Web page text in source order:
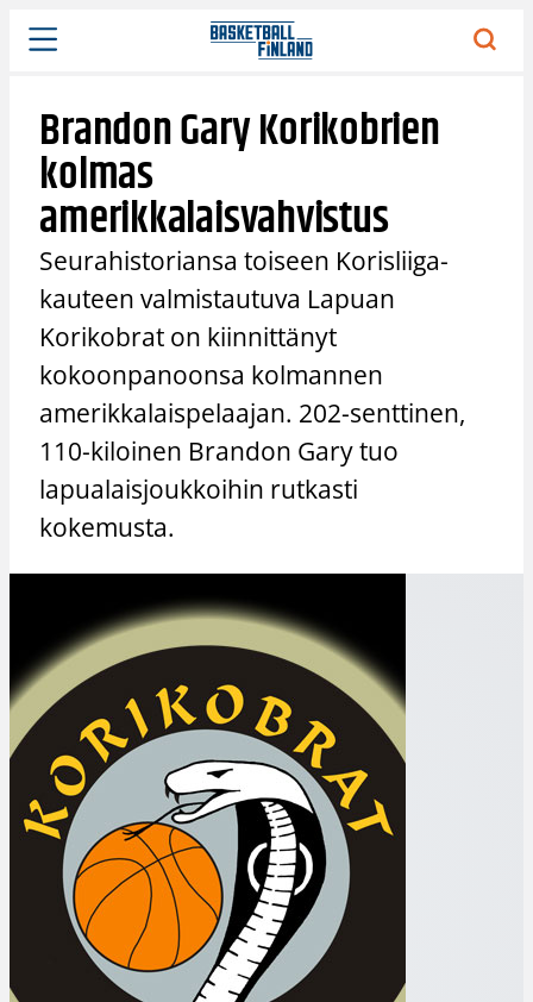
Siirry
sisältöön
Brandon Gary Korikobrien
kolmas
amerikkalaisvahvistus
Seurahistoriansa toiseen Korisliiga-
kauteen valmistautuva Lapuan
Korikobrat on kiinnittänyt
kokoonpanoonsa kolmannen
amerikkalaispelaajan. 202-senttinen,
110-kiloinen Brandon Gary tuo
lapualaisjoukkoihin rutkasti
kokemusta.